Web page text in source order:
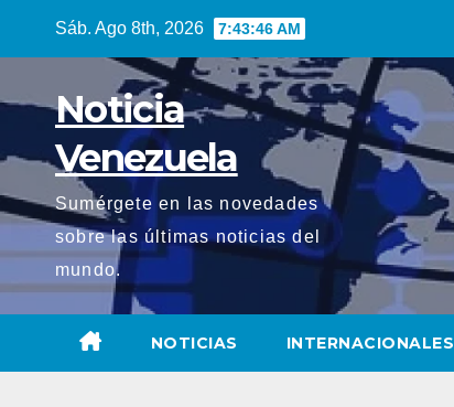
Sáb. Ago 8th, 2026 7:43:47 AM
Noticia
Venezuela
Sumérgete en las novedades
sobre las últimas noticias del
mundo.
NOTICIAS INTERNACIONALES